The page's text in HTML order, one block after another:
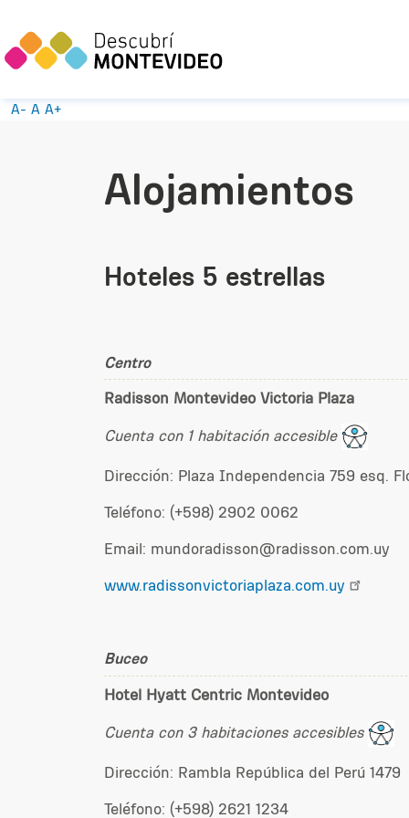
A- A A+
Alojamientos
Hoteles 5 estrellas
Centro
Radisson Montevideo Victoria Plaza
Cuenta con 1 habitación accesible
Dirección: Plaza Independencia 759 esq.
Teléfono: (+598) 2902 0062
Email: mundoradisson@radisson.com.uy
www.radissonvictoriaplaza.com.uy
Buceo
Hotel Hyatt Centric Montevideo
Cuenta con 3 habitaciones accesibles
Dirección: Rambla República del Perú 1479
Teléfono: (+598) 2621 1234